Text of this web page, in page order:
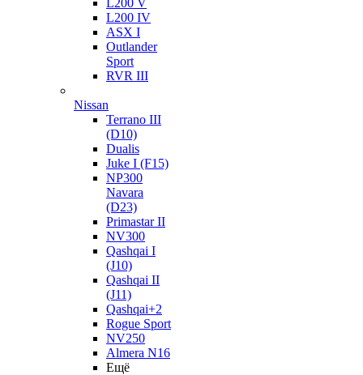
L200 V
L200 IV
ASX I
Outlander
Sport
RVR III
Nissan
Terrano III
(D10)
Dualis
Juke I (F15)
NP300
Navara
(D23)
Primastar II
NV300
Qashqai I
(J10)
Qashqai II
(J11)
Qashqai+2
Rogue Sport
NV250
Almera N16
Ещё